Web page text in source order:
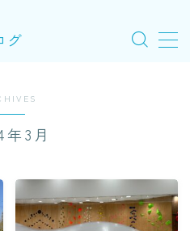
グ
3月